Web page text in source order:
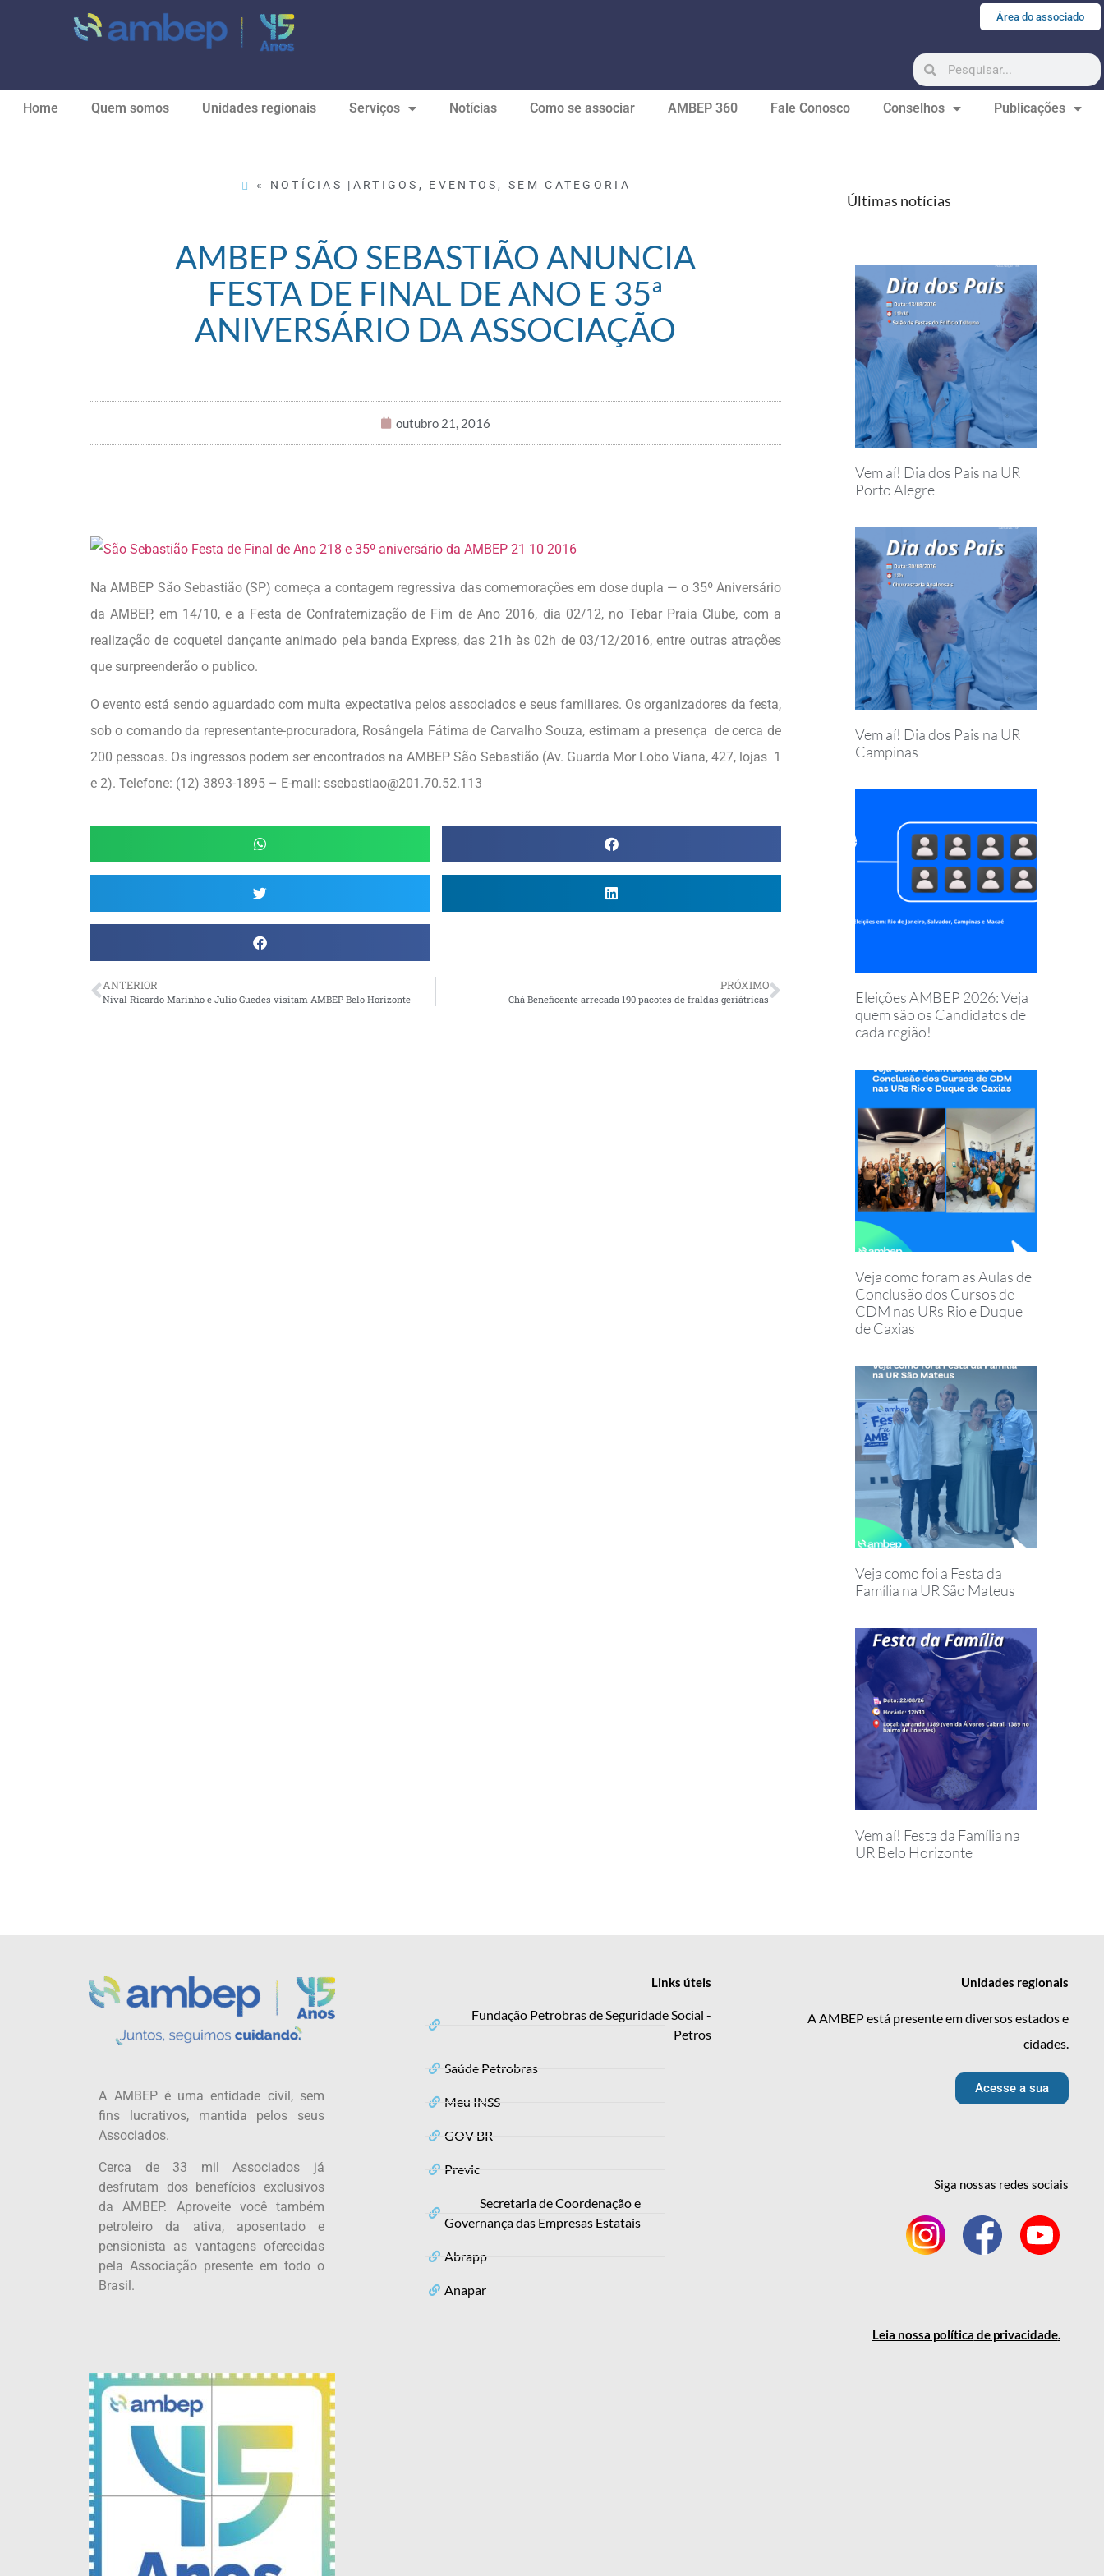
Área do associado
Home Quem somos Unidades regionais Serviços Notícias Como se associar AMBEP 360 Fale Conosco Conselhos Publicações
« NOTÍCIAS | ARTIGOS , EVENTOS ,SEM CATEGORIA
AMBEP SÃO SEBASTIÃO ANUNCIA
FESTA DE FINAL DE ANO E 35ª
ANIVERSÁRIO DA ASSOCIAÇÃO
outubro 21, 2016
Na AMBEP São Sebastião (SP) começa a contagem regressiva das comemorações em dose dupla — o 35º Aniversário
da AMBEP, em 14/10, e a Festa de Confraternização de Fim de Ano 2016, dia 02/12, no Tebar Praia Clube, com a
realização de coquetel dançante animado pela banda Express, das 21h às 02h de 03/12/2016, entre outras atrações
que surpreenderão o publico.
O evento está sendo aguardado com muita expectativa pelos associados e seus familiares. Os organizadores da festa,
sob o comando da representante-procuradora, Rosângela Fátima de Carvalho Souza, estimam a presença de cerca de
200 pessoas. Os ingressos podem ser encontrados na AMBEP São Sebastião (Av. Guarda Mor Lobo Viana, 427, lojas 1
e 2). Telefone: (12) 3893-1895 – E-mail: ssebastiao@201.70.52.113
ANTERIOR
Nival Ricardo Marinho e Julio Guedes visitam AMBEP Belo Horizonte
PRÓXIMO
Chá Beneficente arrecada 190 pacotes de fraldas geriátricas
Últimas notícias
Vem aí! Dia dos Pais na UR
Porto Alegre
Vem aí! Dia dos Pais na UR
Campinas
Eleições AMBEP 2026: Veja
quem são os Candidatos de
cada região!
Veja como foram as Aulas de
Conclusão dos Cursos de
CDM nas URs Rio e Duque
de Caxias
Veja como foi a Festa da
Família na UR São Mateus
Vem aí! Festa da Família na
UR Belo Horizonte
A AMBEP é uma entidade civil, sem
fins lucrativos, mantida pelos seus
Associados.
Cerca de 33 mil Associados já
desfrutam dos benefícios exclusivos
da AMBEP. Aproveite você também
petroleiro da ativa, aposentado e
pensionista as vantagens oferecidas
pela Associação presente em todo o
Brasil.
Links úteis
Fundação Petrobras de Seguridade Social -
Petros
Saúde Petrobras
Meu INSS
GOV BR
Previc
Secretaria de Coordenação e
Governança das Empresas Estatais
Abrapp
Anapar
Unidades regionais
A AMBEP está presente em diversos estados e
cidades.
Acesse a sua
Siga nossas redes sociais
Leia nossa política de privacidade.